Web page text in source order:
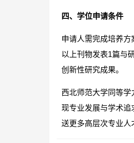
四、学位申请条件
申请人需完成培养
以上刊物发表1篇与
创新性研究成果。
西北师范大学同等
现专业发展与学术
送更多高层次专业人